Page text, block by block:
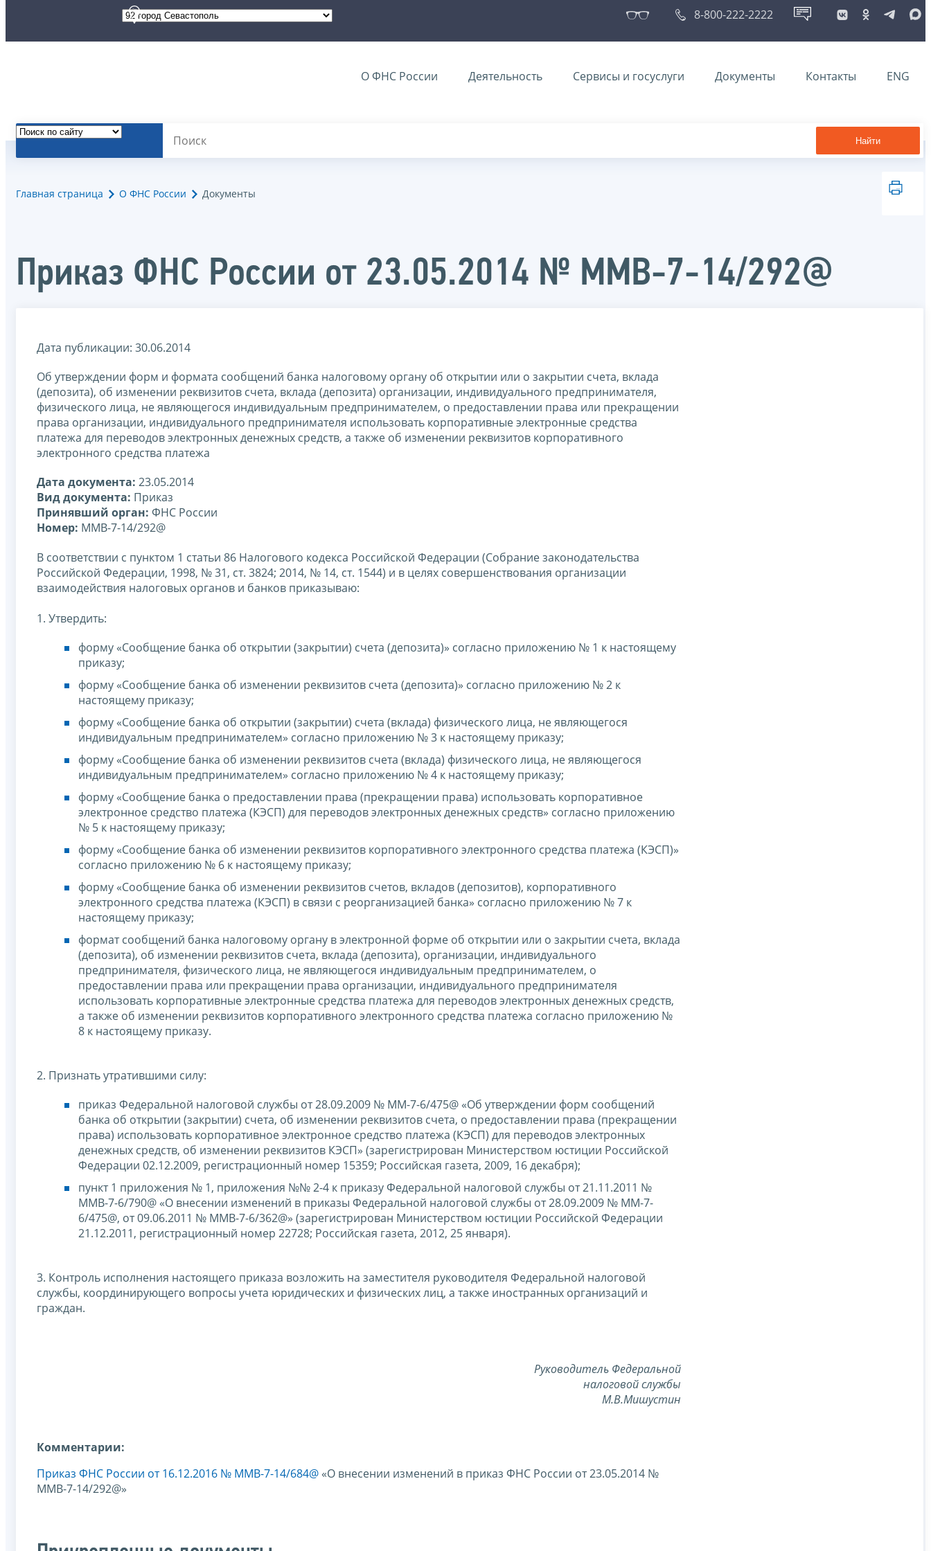
8-800-222-2222
О ФНС России Деятельность Сервисы и госуслуги Документы Контакты ENG
Найти
Главная страница О ФНС России Документы
Приказ ФНС России от 23.05.2014 № ММВ-7-14/292@
Дата публикации: 30.06.2014
Об утверждении форм и формата сообщений банка налоговому органу об открытии или о закрытии счета, вклада
(депозита), об изменении реквизитов счета, вклада (депозита) организации, индивидуального предпринимателя,
физического лица, не являющегося индивидуальным предпринимателем, о предоставлении права или прекращении
права организации, индивидуального предпринимателя использовать корпоративные электронные средства
платежа для переводов электронных денежных средств, а также об изменении реквизитов корпоративного
электронного средства платежа
Дата документа: 23.05.2014
Вид документа: Приказ
Принявший орган: ФНС России
Номер: ММВ-7-14/292@
В соответствии с пунктом 1 статьи 86 Налогового кодекса Российской Федерации (Собрание законодательства
Российской Федерации, 1998, № 31, ст. 3824; 2014, № 14, ст. 1544) и в целях совершенствования организации
взаимодействия налоговых органов и банков приказываю:
1. Утвердить:
форму «Сообщение банка об открытии (закрытии) счета (депозита)» согласно приложению № 1 к настоящему
приказу;
форму «Сообщение банка об изменении реквизитов счета (депозита)» согласно приложению № 2 к
настоящему приказу;
форму «Сообщение банка об открытии (закрытии) счета (вклада) физического лица, не являющегося
индивидуальным предпринимателем» согласно приложению № 3 к настоящему приказу;
форму «Сообщение банка об изменении реквизитов счета (вклада) физического лица, не являющегося
индивидуальным предпринимателем» согласно приложению № 4 к настоящему приказу;
форму «Сообщение банка о предоставлении права (прекращении права) использовать корпоративное
электронное средство платежа (КЭСП) для переводов электронных денежных средств» согласно приложению
№ 5 к настоящему приказу;
форму «Сообщение банка об изменении реквизитов корпоративного электронного средства платежа (КЭСП)»
согласно приложению № 6 к настоящему приказу;
форму «Сообщение банка об изменении реквизитов счетов, вкладов (депозитов), корпоративного
электронного средства платежа (КЭСП) в связи с реорганизацией банка» согласно приложению № 7 к
настоящему приказу;
формат сообщений банка налоговому органу в электронной форме об открытии или о закрытии счета, вклада
(депозита), об изменении реквизитов счета, вклада (депозита), организации, индивидуального
предпринимателя, физического лица, не являющегося индивидуальным предпринимателем, о
предоставлении права или прекращении права организации, индивидуального предпринимателя
использовать корпоративные электронные средства платежа для переводов электронных денежных средств,
а также об изменении реквизитов корпоративного электронного средства платежа согласно приложению №
8 к настоящему приказу.
2. Признать утратившими силу:
приказ Федеральной налоговой службы от 28.09.2009 № ММ-7-6/475@ «Об утверждении форм сообщений
банка об открытии (закрытии) счета, об изменении реквизитов счета, о предоставлении права (прекращении
права) использовать корпоративное электронное средство платежа (КЭСП) для переводов электронных
денежных средств, об изменении реквизитов КЭСП» (зарегистрирован Министерством юстиции Российской
Федерации 02.12.2009, регистрационный номер 15359; Российская газета, 2009, 16 декабря);
пункт 1 приложения № 1, приложения №№ 2-4 к приказу Федеральной налоговой службы от 21.11.2011 №
ММВ-7-6/790@ «О внесении изменений в приказы Федеральной налоговой службы от 28.09.2009 № ММ-7-
6/475@, от 09.06.2011 № ММВ-7-6/362@» (зарегистрирован Министерством юстиции Российской Федерации
21.12.2011, регистрационный номер 22728; Российская газета, 2012, 25 января).
3. Контроль исполнения настоящего приказа возложить на заместителя руководителя Федеральной налоговой
службы, координирующего вопросы учета юридических и физических лиц, а также иностранных организаций и
граждан.
Руководитель Федеральной
налоговой службы
М.В.Мишустин
Комментарии:
Приказ ФНС России от 16.12.2016 № ММВ-7-14/684@ «О внесении изменений в приказ ФНС России от 23.05.2014 №
ММВ-7-14/292@»